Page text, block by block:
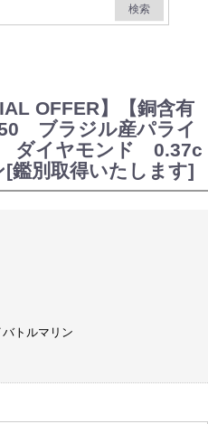
検索
OFFER】【銅含有
ブラジル産パライ
ダイヤモンド 0.37c
別取得いたします]
トルマリン